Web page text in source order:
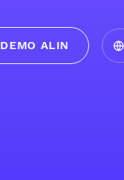
DEMO ALIN